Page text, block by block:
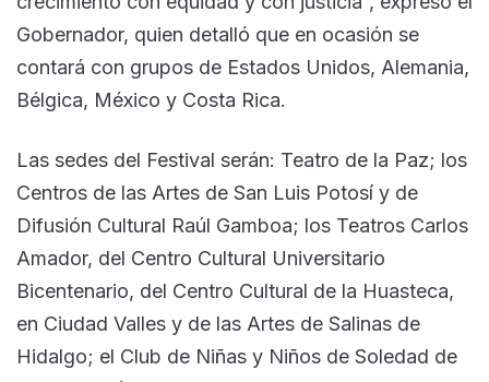
Gobernador, quien detalló que en ocasión se
contará con grupos de Estados Unidos, Alemania,
Bélgica, México y Costa Rica.
Las sedes del Festival serán: Teatro de la Paz; los
Centros de las Artes de San Luis Potosí y de
Difusión Cultural Raúl Gamboa; los Teatros Carlos
Amador, del Centro Cultural Universitario
Bicentenario, del Centro Cultural de la Huasteca,
en Ciudad Valles y de las Artes de Salinas de
Hidalgo; el Club de Niñas y Niños de Soledad de